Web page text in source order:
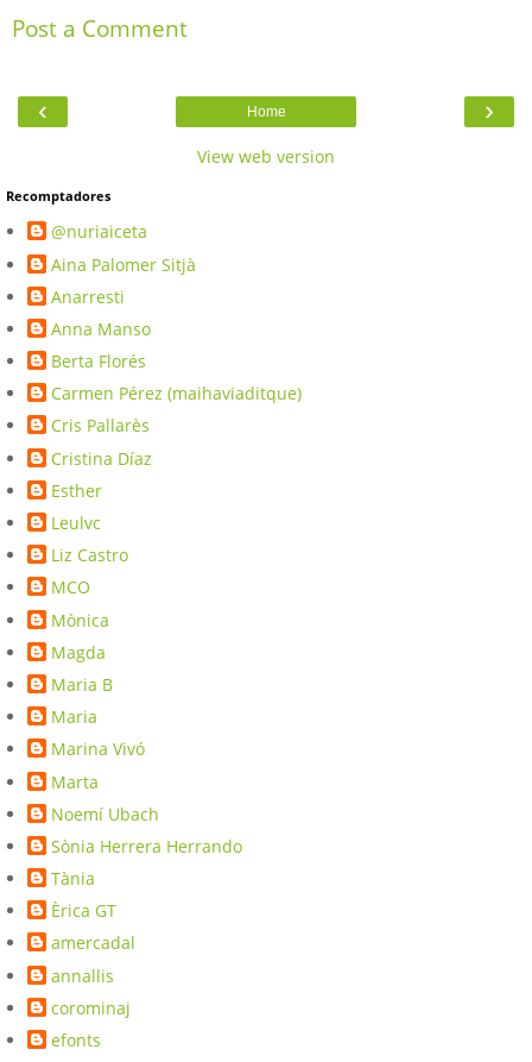
Post a Comment
‹ ›
Home
View web version
Recomptadores
@nuriaiceta
Aina Palomer Sitjà
Anarresti
Anna Manso
Berta Florés
Carmen Pérez (maihaviaditque)
Cris Pallarès
Cristina Díaz
Esther
Leulvc
Liz Castro
MCO
Mònica
Magda
Maria B
Maria
Marina Vivó
Marta
Noemí Ubach
Sònia Herrera Herrando
Tània
Èrica GT
amercadal
annallis
corominaj
efonts